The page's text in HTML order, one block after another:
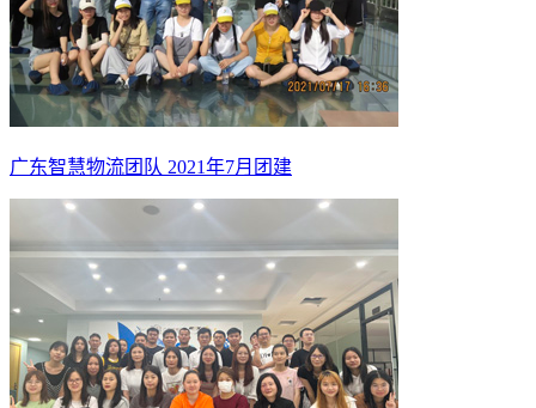
广东智慧物流团队 2021年7月团建